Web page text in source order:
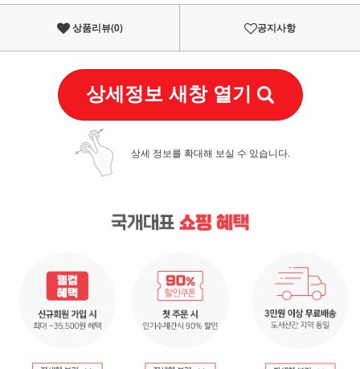
상품리뷰(0) 공지사항
상세정보 새창 열기
상세 정보를 확대해 보실 수 있습니다.